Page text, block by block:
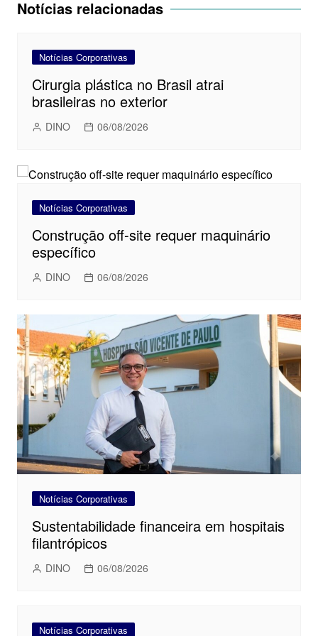
Notícias relacionadas
Notícias Corporativas
Cirurgia plástica no Brasil atrai
brasileiras no exterior
DINO 06/08/2026
Notícias Corporativas
Construção off-site requer maquinário
específico
DINO 06/08/2026
Notícias Corporativas
Sustentabilidade financeira em hospitais
filantrópicos
DINO 06/08/2026
Notícias Corporativas